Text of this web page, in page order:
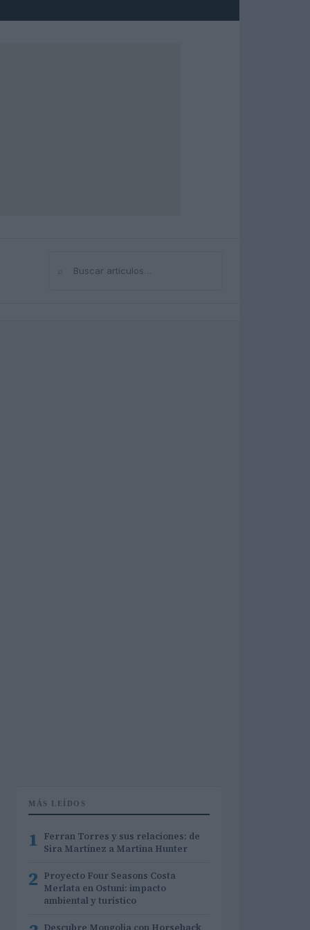
⌕Buscar
MÁS LEÍDOS
1 Ferran Torres y sus relaciones: de
Sira Martínez a Martina Hunter
2 Proyecto Four Seasons Costa
Merlata en Ostuni: impacto
ambiental y turístico
Descubre Mongolia con Horseback